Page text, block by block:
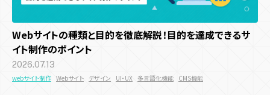
夏キャンペーン 春キャンペーン 冬キャンペーン
秋キャンペーン
コンテンツ種類
デジタルスタンプラリー メタバース ユーザー参加型
予約機能 会員・ログイン機能 決済機能
デジタルサイネージ
iOS / Androidアプリ
テクノロジー
3D AR WebAR WebGL Javascript
サービス
Webサイトの種類と目的を徹底解説！目的を達成できるサ
イト制作のポイント
2026.07.13
webサイト制作 Webサイト デザイン UI・UX 多言語化機能 CMS機能